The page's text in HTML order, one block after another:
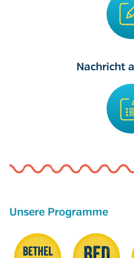
Nachricht
Unsere Programme